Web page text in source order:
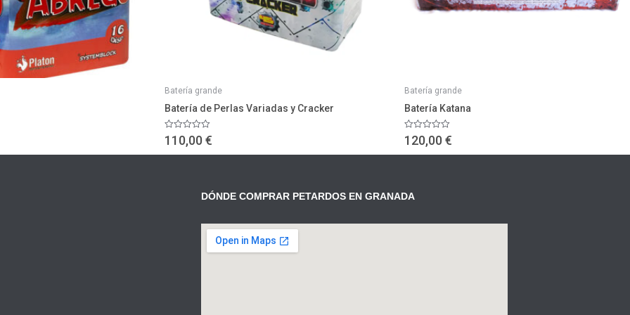
Batería grande
Batería de Perlas Variadas y Cracker
Valorado
con
0
110,00 €
Batería grande
Batería Katana
Valorado
con
0
120,00 €
DÓNDE COMPRAR PETARDOS EN GRANADA